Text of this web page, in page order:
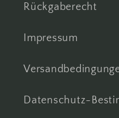
Rückgaberecht
Impressum
Datenschutz-